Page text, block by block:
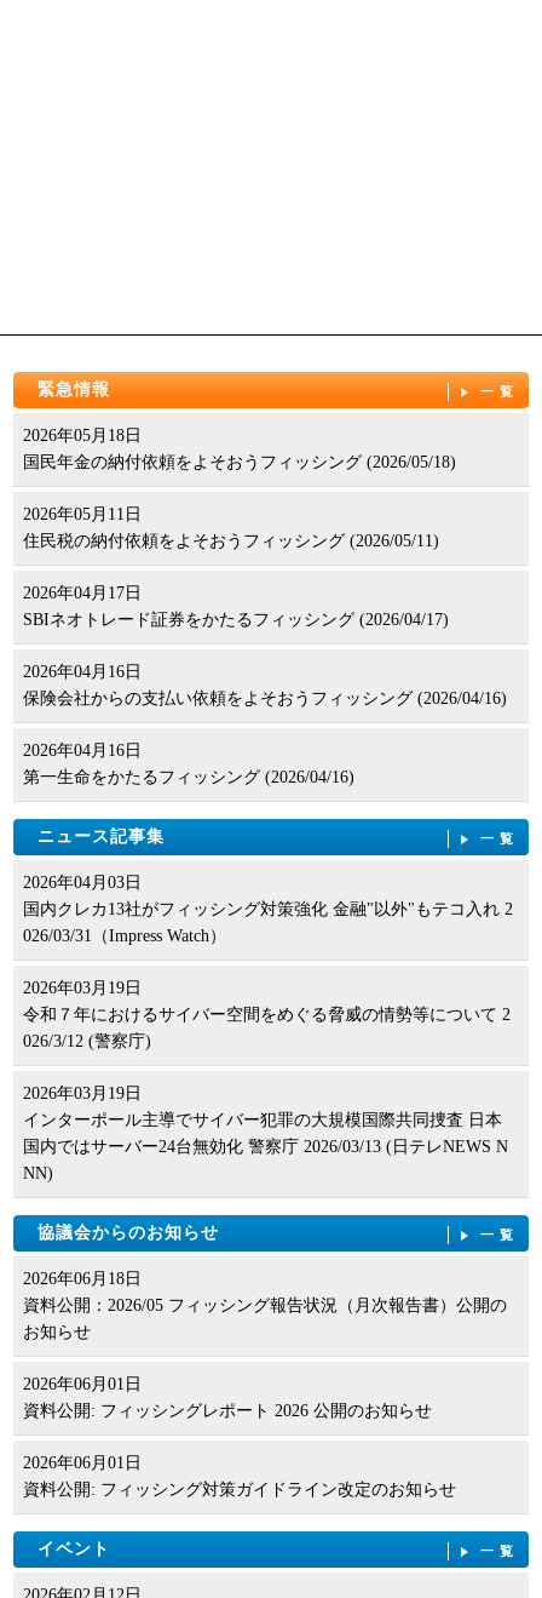
緊急情報 一覧
2026年05月18日
国民年金の納付依頼をよそおうフィッシング (2026/05/18)
2026年05月11日
住民税の納付依頼をよそおうフィッシング (2026/05/11)
2026年04月17日
SBIネオトレード証券をかたるフィッシング (2026/04/17)
2026年04月16日
保険会社からの支払い依頼をよそおうフィッシング (2026/04/16)
2026年04月16日
第一生命をかたるフィッシング (2026/04/16)
ニュース記事集 一覧
2026年04月03日
国内クレカ13社がフィッシング対策強化 金融"以外"もテコ入れ 2
026/03/31（Impress Watch）
2026年03月19日
令和７年におけるサイバー空間をめぐる脅威の情勢等について 2
026/3/12 (警察庁)
2026年03月19日
インターポール主導でサイバー犯罪の大規模国際共同捜査 日本
国内ではサーバー24台無効化 警察庁 2026/03/13 (日テレNEWS N
NN)
協議会からのお知らせ 一覧
2026年06月18日
資料公開：2026/05 フィッシング報告状況（月次報告書）公開の
お知らせ
2026年06月01日
資料公開: フィッシングレポート 2026 公開のお知らせ
2026年06月01日
資料公開: フィッシング対策ガイドライン改定のお知らせ
イベント 一覧